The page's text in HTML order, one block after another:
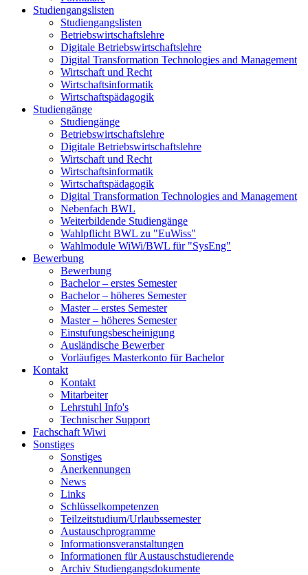
Studiengangslisten
Studiengangslisten
Betriebswirtschaftslehre
Digitale Betriebswirtschaftslehre
Digital Transformation Technologies and Management
Wirtschaft und Recht
Wirtschaftsinformatik
Wirtschaftspädagogik
Studiengänge
Studiengänge
Betriebswirtschaftslehre
Digitale Betriebswirtschaftslehre
Wirtschaft und Recht
Wirtschaftsinformatik
Wirtschaftspädagogik
Digital Transformation Technologies and Management
Nebenfach BWL
Weiterbildende Studiengänge
Wahlpflicht BWL zu "EuWiss"
Wahlmodule WiWi/BWL für "SysEng"
Bewerbung
Bewerbung
Bachelor – erstes Semester
Bachelor – höheres Semester
Master – erstes Semester
Master – höheres Semester
Einstufungsbescheinigung
Ausländische Bewerber
Vorläufiges Masterkonto für Bachelor
Kontakt
Kontakt
Mitarbeiter
Lehrstuhl Info's
Technischer Support
Fachschaft Wiwi
Sonstiges
Sonstiges
Anerkennungen
News
Links
Schlüsselkompetenzen
Teilzeitstudium/Urlaubssemester
Austauschprogramme
Informationsveranstaltungen
Informationen für Austauschstudierende
Archiv Studiengangsdokumente